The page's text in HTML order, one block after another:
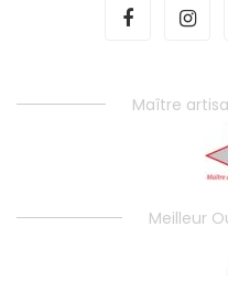
Maître
Meilleur